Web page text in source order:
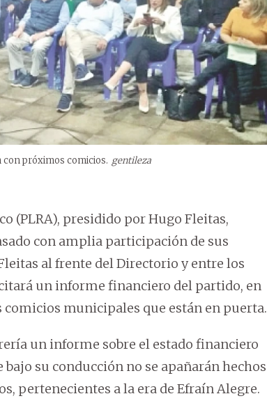
próximos comicios. gentileza
(PLRA), presidido por Hugo Fleitas,
con amplia participación de sus
al frente del Directorio y entre los
un informe financiero del partido, en
comicios municipales que están en puerta.
un informe sobre el estado financiero
su conducción no se apañarán hechos
pertenecientes a la era de Efraín Alegre.